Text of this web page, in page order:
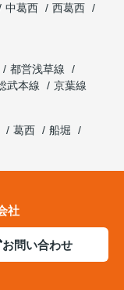
中葛西
西葛西
都営浅草線
武本線
京葉線
葛西
船堀
社
お問い合わせ